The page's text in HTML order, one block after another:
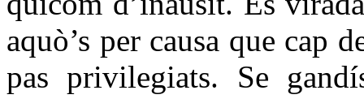
aquò’s per causa que cap
pas privilegiats. Se